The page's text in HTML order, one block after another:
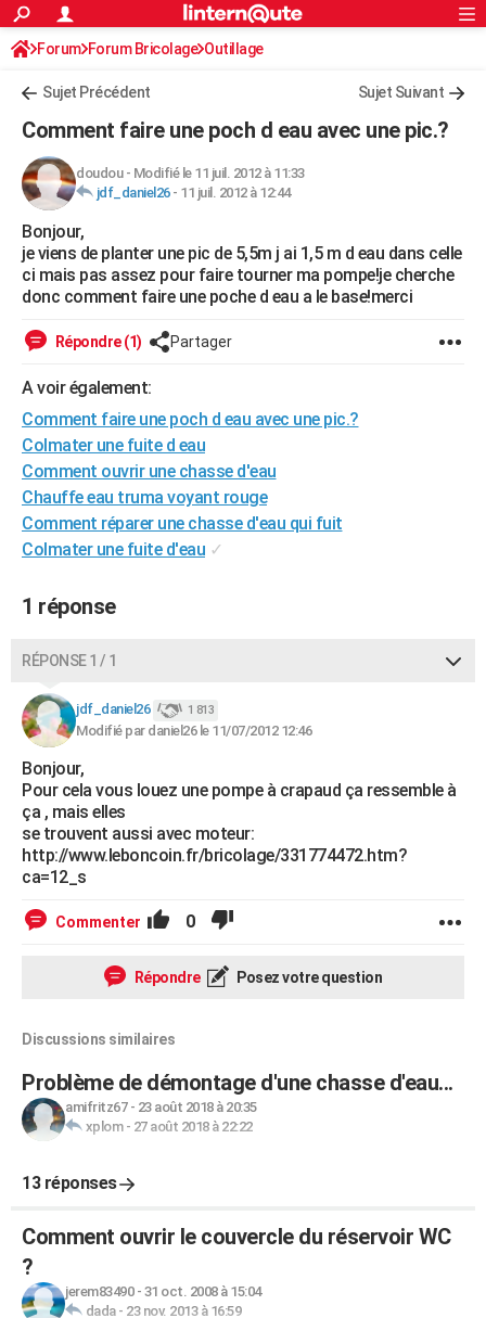
ACTUALITÉS
Politique
Société
Faits Divers
Education
Monde
Villes
+
FINANCE
Retraite
Impôts
Epargne
Immobilier
Risques naturels par ville
Banque
Assurance
Crédit
AUTO
Essais
Réserver un essai
Citadines
Berlines
SUV
Forum auto
+HIGH-TECH
Mobiles
Meilleur smartphone
Internet
Ordinateurs
Jeux vidéo
Guide high-tech
+BRICOLAGE
Forum
Aménagement intérieur
Extérieur
Cuisine
Salle de bains
Jardinage
Rangement
WEEK-END
LIFESTYLE
Art de vivre
Bien-être
Loisirs
Mode
Modes de vie
SANTE
Alimentation
Guide de la santé
Maladies
Médicaments
Sommeil
VOYAGE
Destinations
City break
Voyage nature
Voyage de noces
Forum
Climat
+PHOTO
GUIDES D'ACHAT
BONS PLANS
Dictionnaire
Biographies
Citations
Expressions
Proverbes
PROGRAMME TV
COPAINS D'AVANT
S'inscrire
Se connecter
Lycées
Collèges
Primaires
Universités
Entreprises
Service militaire
Avis de recherche
AVIS DE DÉCÈS
FORUM
S'inscrire
Connexion
Forum Forum Bricolage Outillage
Sujet Précédent Sujet Suivant
Comment faire une poch d eau avec une pic.?
doudou- Modifié le 11 juil. 2012 à 11:33
jdf_daniel26- 11 juil. 2012 à 12:44
Bonjour,
je viens de planter une pic de 5,5m j ai 1,5 m d eau dans celle
ci mais pas assez pour faire tourner ma pompe!je cherche
donc comment faire une poche d eau a le base!merci
Répondre (1) Partager
A voir également:
Comment faire une poch d eau avec une pic.?
Colmater une fuite d eau
Comment ouvrir une chasse d'eau
Chauffe eau truma voyant rouge
Comment réparer une chasse d'eau qui fuit
Colmater une fuite d'eau ✓
1 réponse
RÉPONSE 1 / 1
jdf_daniel26 1 813
Modifié par daniel26 le 11/07/2012 12:46
Bonjour,
Pour cela vous louez une pompe à crapaud ça ressemble à
ça , mais elles
se trouvent aussi avec moteur:
http://www.leboncoin.fr/bricolage/331774472.htm?
ca=12_s
Commenter 0
Répondre Posez votre question
Discussions similaires
Problème de démontage d'une chasse d'eau...
amifritz67- 23 août 2018 à 20:35
xplom- 27 août 2018 à 22:22
13 réponses
Comment ouvrir le couvercle du réservoir WC
?
jerem83490- 31 oct. 2008 à 15:04
dada- 23 nov. 2013 à 16:59